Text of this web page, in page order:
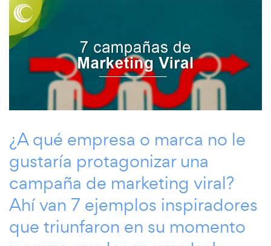
¿A qué empresa o marca no le
gustaría protagonizar una
campaña de marketing viral?
Ahí van 7 ejemplos inspiradores
que triunfaron en su momento